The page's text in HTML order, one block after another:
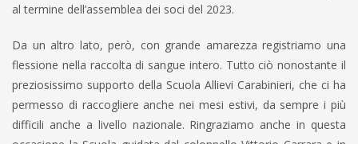
al termine dell’assemblea dei soci del 2023.
Da un altro lato, però, con grande amarezza registriamo una
flessione nella raccolta di sangue intero. Tutto ciò nonostante il
preziosissimo supporto della Scuola Allievi Carabinieri, che ci ha
permesso di raccogliere anche nei mesi estivi, da sempre i più
difficili anche a livello nazionale. Ringraziamo anche in questa